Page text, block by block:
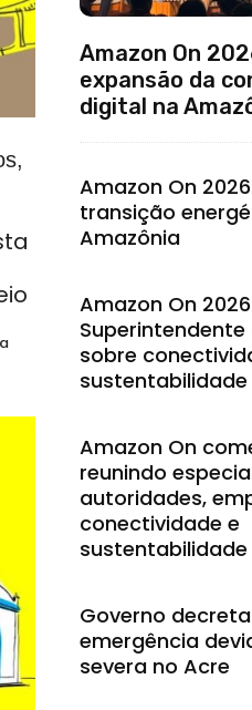
Amazon On
expansão da
digital na
Amazon On
transição
Amazônia
Amazon On
Superintendente
sobre
Amazon On
reunindo
autoridades,
conectividade e
Governo
emergência
severa no Acre